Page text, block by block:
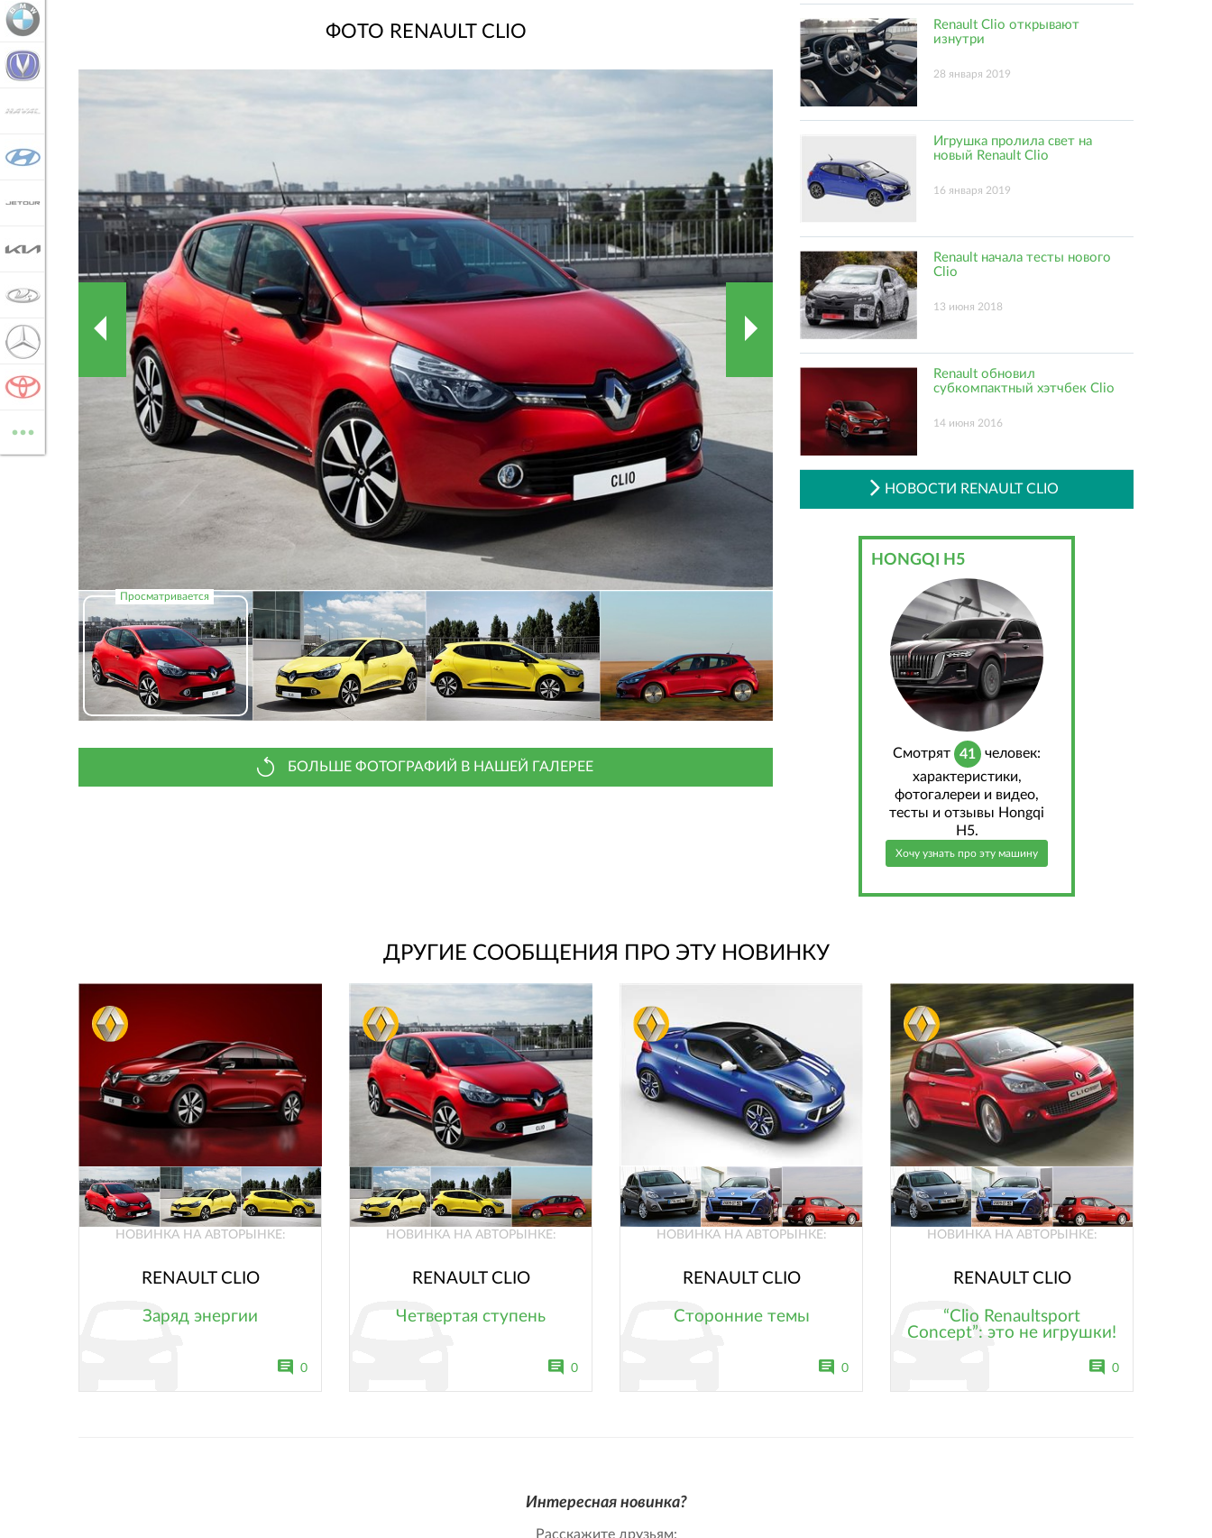
ФОТО RENAULT CLIO
БОЛЬШЕ ФОТОГРАФИЙ В НАШЕЙ ГАЛЕРЕЕ
Renault Clio открывают
изнутри
28 января 2019
Игрушка пролила свет на
новый Renault Clio
16 января 2019
Renault начала тесты нового
Clio
13 июня 2018
Renault обновил
субкомпактный хэтчбек Clio
14 июня 2016
НОВОСТИ RENAULT CLIO
HONGQI H5
Cмотрят 41
человек:
характеристики,
фотогалереи и видео,
тесты и отзывы Hongqi
H5.
Хочу узнать про эту машину
ДРУГИЕ СООБЩЕНИЯ ПРО ЭТУ НОВИНКУ
НОВИНКА НА АВТОРЫНКЕ:
RENAULT CLIO
Заряд энергии
0
НОВИНКА НА АВТОРЫНКЕ:
RENAULT CLIO
Четвертая ступень
0
НОВИНКА НА АВТОРЫНКЕ:
RENAULT CLIO
Сторонние темы
0
НОВИНКА НА АВТОРЫНКЕ:
RENAULT CLIO
“Clio Renaultsport
Concept”: это не игрушки!
0
Интересная новинка?
Расскажите друзьям:
JETOUR
MERCEDES-BENZ
... ВСЕ МАРКИ